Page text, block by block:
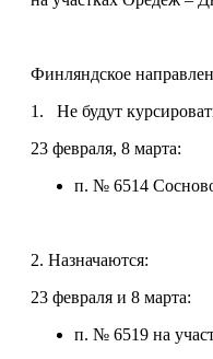
Финляндское
1. Не будут
23 февраля, 8 марта:
п. № 6514
2. Назначаются:
23 февраля и 8 марта:
п. № 6519 на